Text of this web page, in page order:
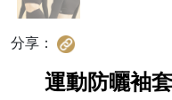
分享：
運動防曬袖